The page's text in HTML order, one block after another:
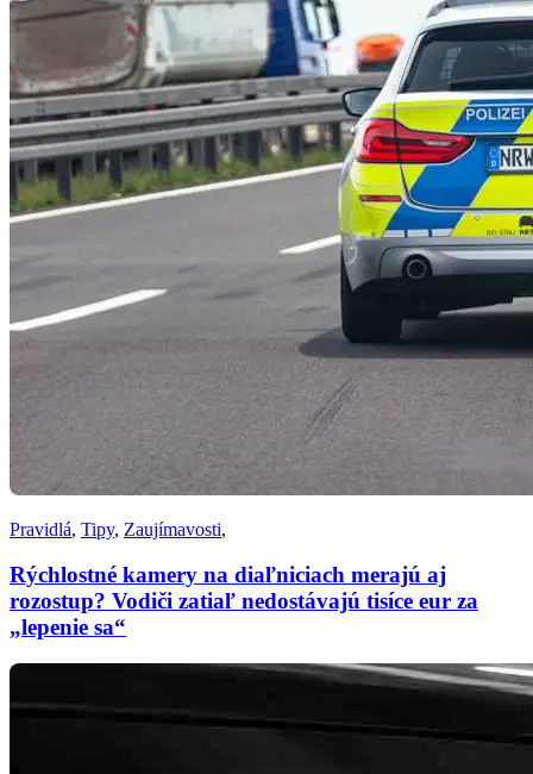
Pravidlá, Tipy, Zaujímavosti,
Rýchlostné kamery na diaľniciach merajú aj
rozostup? Vodiči zatiaľ nedostávajú tisíce eur za
„lepenie sa“